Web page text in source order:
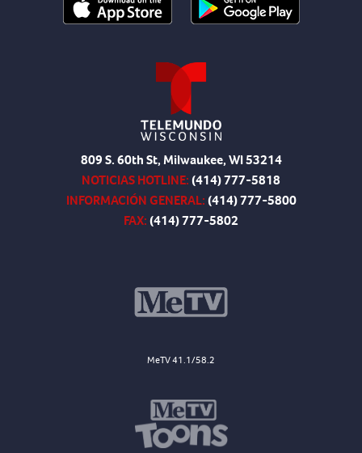
809 S. 60th St, Milwaukee, WI 53214
NOTICIAS HOTLINE:(414) 777-5818
INFORMACIÓN GENERAL:(414) 777-5800
FAX:(414) 777-5802
MeTV 41.1/58.2